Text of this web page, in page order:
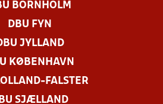
BORNHOLM
DBU FYN
JYLLAND
KØBENHAVN
FALSTER
SJÆLLAND